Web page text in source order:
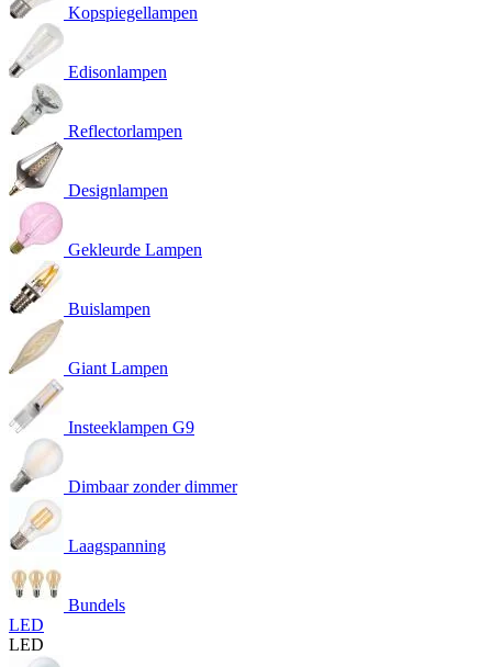
Kopspiegellampen
Edisonlampen
Reflectorlampen
Designlampen
Gekleurde Lampen
Buislampen
Giant Lampen
Insteeklampen G9
Dimbaar zonder dimmer
Laagspanning
Bundels
LED
LED